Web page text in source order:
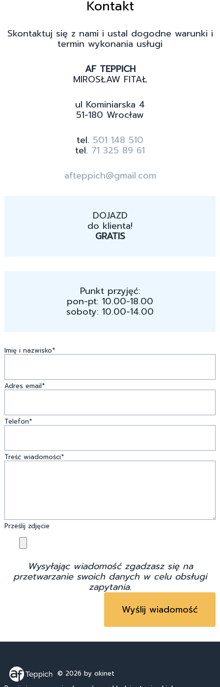
Kontakt
Skontaktuj się z nami i ustal dogodne warunki i
termin wykonania usługi
AF TEPPICH
MIROSŁAW FITAŁ
ul Kominiarska 4
51-180 Wrocław
tel. 501 148 510
tel. 71 325 89 61
afteppich@gmail.com
DOJAZD
do klienta!
GRATIS
Punkt przyjęć:
pon-pt: 10.00-18.00
soboty: 10.00-14.00
Imię i nazwisko*
Adres email*
Telefon*
Treść wiadomości*
Prześlij zdjęcie
Wysyłając wiadomość zgadzasz się na
przetwarzanie swoich danych w celu obsługi
zapytania.
© 2026 by okinet